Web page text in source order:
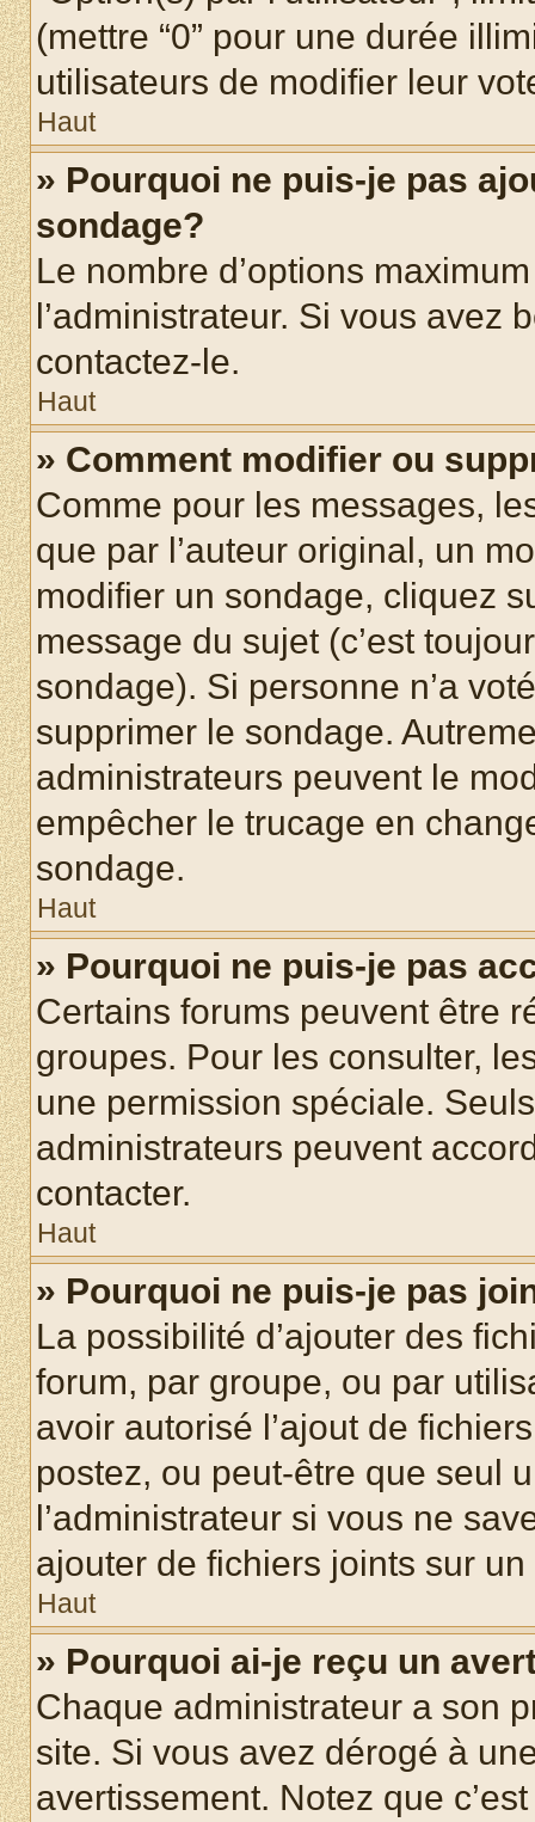
(mettre “0” pour une durée
utilisateurs de modifier leur
Haut
» Pourquoi ne puis-je pas
sondage?
Le nombre d’options
l’administrateur. Si vous avez
contactez-le.
Haut
» Comment modifier ou
Comme pour les messages,
que par l’auteur original, un
modifier un sondage, cliquez
message du sujet (c’est
sondage). Si personne n’a
supprimer le sondage.
administrateurs peuvent le
empêcher le trucage en
sondage.
Haut
» Pourquoi ne puis-je pas
Certains forums peuvent être
groupes. Pour les consulter,
une permission spéciale.
administrateurs peuvent
contacter.
Haut
» Pourquoi ne puis-je pas
La possibilité d’ajouter des
forum, par groupe, ou par
avoir autorisé l’ajout de
postez, ou peut-être que seul
l’administrateur si vous ne
ajouter de fichiers joints sur un
Haut
» Pourquoi ai-je reçu un
Chaque administrateur a son
site. Si vous avez dérogé à
avertissement. Notez que